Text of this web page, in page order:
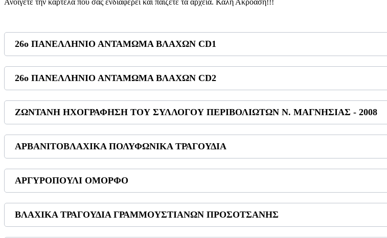
Ανοίγετε την καρτέλα που σας ενδιαφέρει και παίζετε τα αρχεία. Καλή Ακρόαση!!!
26ο ΠΑΝΕΛΛΗΝΙΟ ΑΝΤΑΜΩΜΑ ΒΛΑΧΩΝ CD1
26ο ΠΑΝΕΛΛΗΝΙΟ ΑΝΤΑΜΩΜΑ ΒΛΑΧΩΝ CD2
ΖΩΝΤΑΝΗ ΗΧΟΓΡΑΦΗΣΗ ΤΟΥ ΣΥΛΛΟΓΟΥ ΠΕΡΙΒΟΛΙΩΤΩΝ Ν. ΜΑΓΝΗΣΙΑΣ - 2008
ΑΡΒΑΝΙΤΟΒΛΑΧΙΚΑ ΠΟΛΥΦΩΝΙΚΑ ΤΡΑΓΟΥΔΙΑ
ΑΡΓΥΡΟΠΟΥΛΙ ΟΜΟΡΦΟ
ΒΛΑΧΙΚΑ ΤΡΑΓΟΥΔΙΑ ΓΡΑΜΜΟΥΣΤΙΑΝΩΝ ΠΡΟΣΟΤΣΑΝΗΣ